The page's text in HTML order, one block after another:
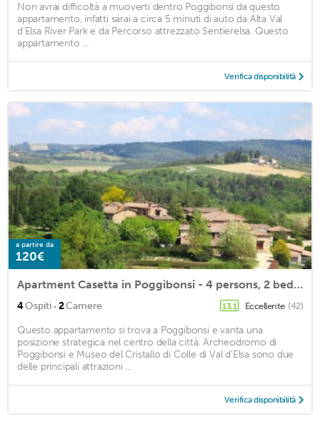
Non avrai difficoltà a muoverti dentro Poggibonsi da questo
appartamento, infatti sarai a circa 5 minuti di auto da Alta Val
d'Elsa River Park e da Percorso attrezzato Sentierelsa. Questo
appartamento ...
Verifica disponibilità
a partire da
120€
Apartment Casetta in Poggibonsi - 4 persons, 2 bedrooms
4Ospiti · 2Camere 13,1 Eccellente (42)
Questo appartamento si trova a Poggibonsi e vanta una
posizione strategica nel centro della città. Archeodromo di
Poggibonsi e Museo del Cristallo di Colle di Val d'Elsa sono due
delle principali attrazioni ...
Verifica disponibilità